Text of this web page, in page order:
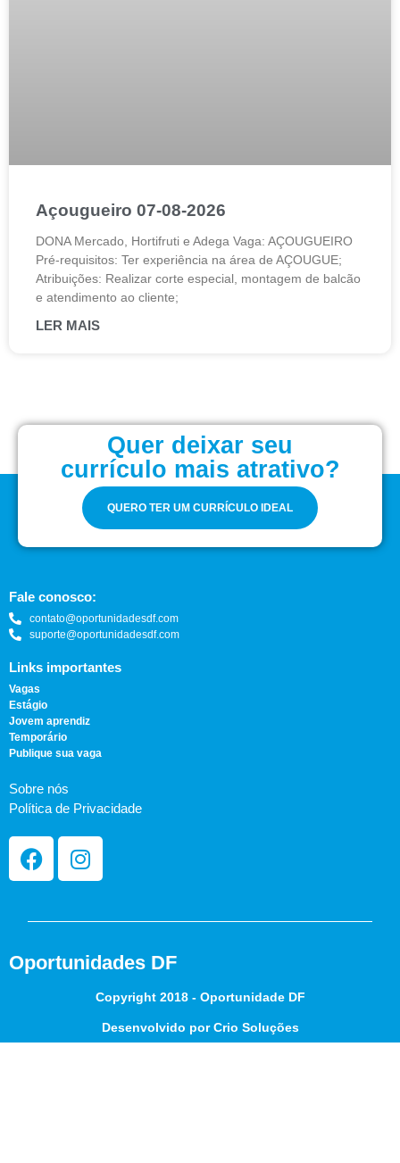
Açougueiro 07-08-2026
DONA Mercado, Hortifruti e Adega Vaga: AÇOUGUEIRO
Pré-requisitos: Ter experiência na área de AÇOUGUE;
Atribuições: Realizar corte especial, montagem de balcão
e atendimento ao cliente;
LER MAIS
Quer deixar seu
currículo mais atrativo?
QUERO TER UM CURRÍCULO IDEAL
Fale conosco:
contato@oportunidadesdf.com
suporte@oportunidadesdf.com
Links importantes
Vagas
Estágio
Jovem aprendiz
Temporário
Publique sua vaga
Sobre nós
Política de Privacidade
Oportunidades DF
Copyright 2018 - Oportunidade DF
Desenvolvido por Crio Soluções